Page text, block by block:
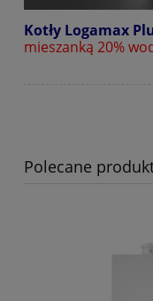
Kocioł gazowy
Kotły Logamax
mieszanką 20%
Polecane